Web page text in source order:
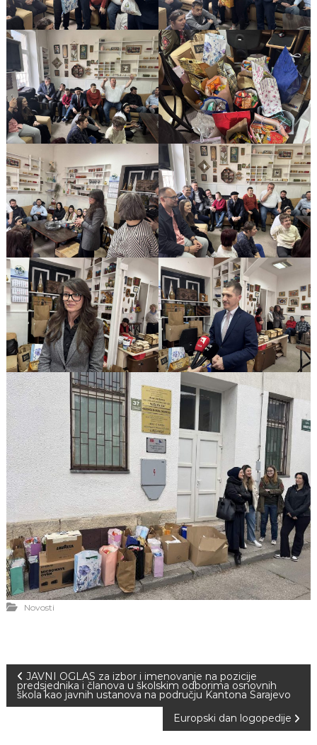
Novosti
N
a
JAVNI OGLAS za izbor i imenovanje na pozicije
predsjednika i članova u školskim odborima osnovnih
škola kao javnih ustanova na području Kantona Sarajevo
Europski dan logopedije